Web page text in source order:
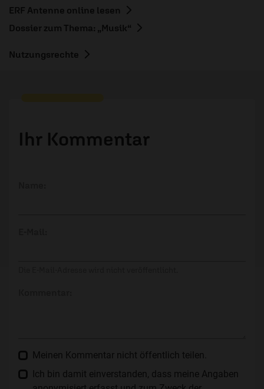
ERF Antenne online lesen
Dossier zum Thema: „Musik“
Nutzungsrechte
Ihr Kommentar
Meinen Kommentar nicht öffentlich teilen.
Ich bin damit einverstanden, dass meine Angaben